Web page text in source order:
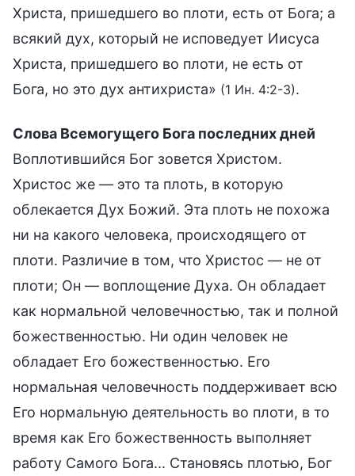
Христа, пришедшего во плоти, есть от Бога; а
всякий дух, который не исповедует Иисуса
Христа, пришедшего во плоти, не есть от
Бога, но это дух антихриста» (1 Ин. 4:2-3).
Слова Всемогущего Бога последних дней
Воплотившийся Бог зовется Христом.
Христос же — это та плоть, в которую
облекается Дух Божий. Эта плоть не похожа
ни на какого человека, происходящего от
плоти. Различие в том, что Христос — не от
плоти; Он — воплощение Духа. Он обладает
как нормальной человечностью, так и полной
божественностью. Ни один человек не
обладает Его божественностью. Его
нормальная человечность поддерживает всю
Его нормальную деятельность во плоти, в то
время как Его божественность выполняет
работу Самого Бога... Становясь плотью, Бог